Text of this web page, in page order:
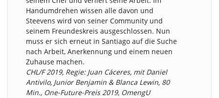
Handumdrehen wissen alle davon und
Steevens wird von seiner Community und
seinem Freundeskreis ausgeschlossen. Nun
muss er sich erneut in Santiago auf die Suche
nach Arbeit, Anerkennung und einem neuen
Zuhause machen.
CHL/F 2019, Regie: Juan Cáceres, mit Daniel
Antivilo, Junior Benjamin & Blanca Lewin, 80
Min., One-Future-Preis 2019, OmengU